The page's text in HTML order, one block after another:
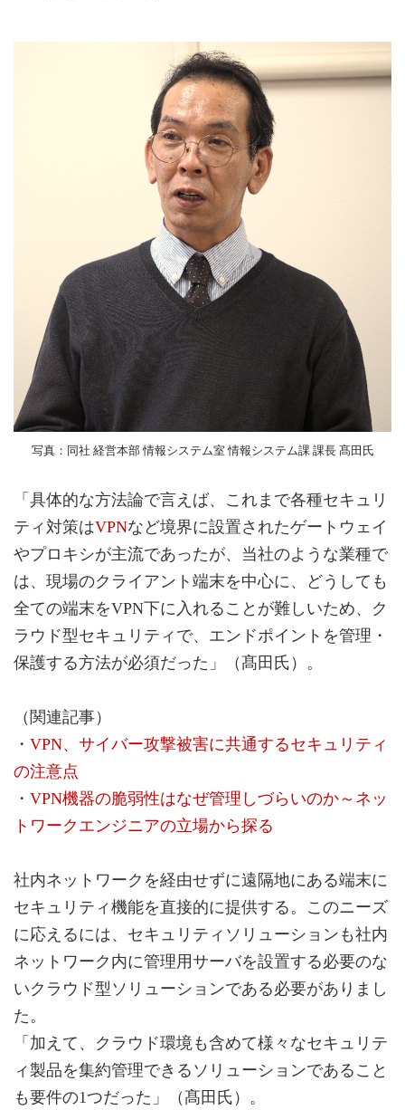
写真：同社 経営本部 情報システム室 情報システム課 課長 髙田氏
「具体的な方法論で言えば、これまで各種セキュリ
ティ対策はVPNなど境界に設置されたゲートウェイ
やプロキシが主流であったが、当社のような業種で
は、現場のクライアント端末を中心に、どうしても
全ての端末をVPN下に入れることが難しいため、ク
ラウド型セキュリティで、エンドポイントを管理・
保護する方法が必須だった」（髙田氏）。
（関連記事）
・ VPN、サイバー攻撃被害に共通するセキュリティ
の注意点
・ VPN機器の脆弱性はなぜ管理しづらいのか～ネッ
トワークエンジニアの立場から探る
社内ネットワークを経由せずに遠隔地にある端末に
セキュリティ機能を直接的に提供する。このニーズ
に応えるには、セキュリティソリューションも社内
ネットワーク内に管理用サーバを設置する必要のな
いクラウド型ソリューションである必要がありまし
た。
「加えて、クラウド環境も含めて様々なセキュリテ
ィ製品を集約管理できるソリューションであること
も要件の1つだった」（髙田氏）。